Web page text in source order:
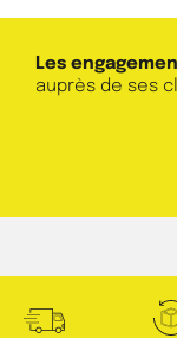
Les
auprès de ses